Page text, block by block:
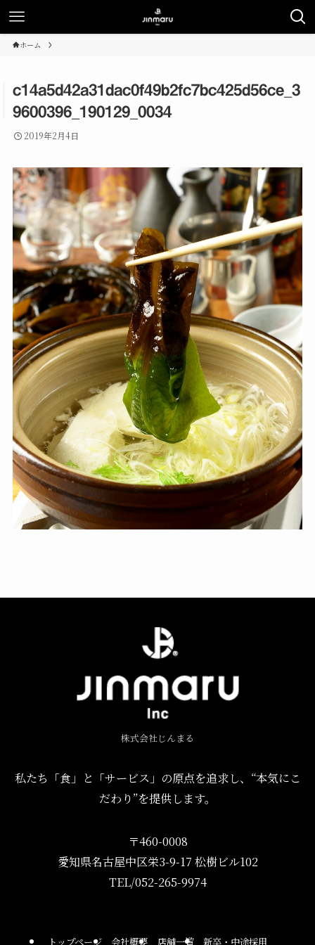
ホーム
c14a5d42a31dac0f49b2fc7bc425d56ce_3
9600396_190129_0034
2019年2月4日
株式会社じんまる
私たち「食」と「サービス」の原点を追求し、“本気にこ
だわり”を提供します。
〒460-0008
愛知県名古屋中区栄3-9-17 松樹ビル102
TEL/052-265-9974
トップページ 会社概要 店舗一覧 新卒・中途採用